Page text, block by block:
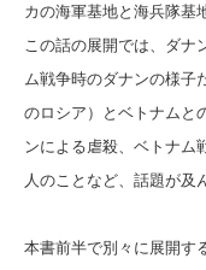
カの海軍基地と海兵隊基
この話の展開では、ダナ
ム戦争時のダナンの様子
のロシア）とベトナムと
ンによる虐殺、ベトナム
人のことなど、話題が及
本書前半で別々に展開す